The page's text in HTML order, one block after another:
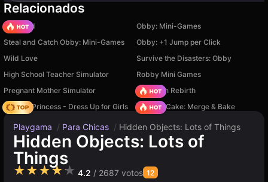
Relacionados
TB World
Obby: Mini-Games
Steal and Catch Obby: Mini-Games
Obby: +1 Jump per Click
Wild Love
Survive the Disasters: Obby
High School Teacher Simulator
Robby Mini Games
Pregnant Mother Simulator
Stickman Rebirth
Fashion Princess - Dress Up for Girls
Piece of Cake: Merge & Bake
Playgama / Para Chicas / Hidden Objects: Lots of Things
Hidden Objects: Lots of
Things
★★★★★ 4.2 / 2687 votos 12